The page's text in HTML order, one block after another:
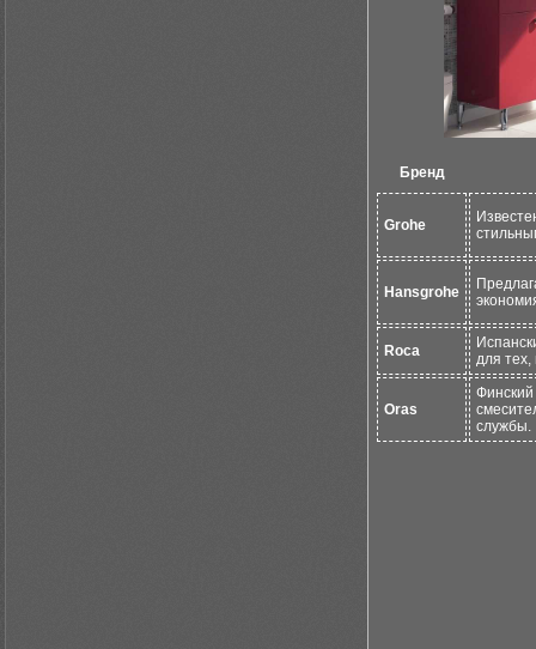
Бренд
Grohe
Hansgrohe
Roca
для
Oras
службы.